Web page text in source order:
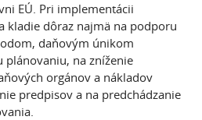
EÚ. Pri implementácii
kladie dôraz najmä na podporu
daňovým únikom
plánovaniu, na zníženie
orgánov a nákladov
predpisov a na predchádzanie